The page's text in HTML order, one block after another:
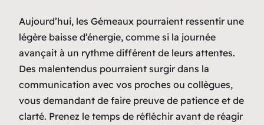
Aujourd’hui, les Gémeaux pourraient ressentir une
légère baisse d’énergie, comme si la journée
avançait à un rythme différent de leurs attentes.
Des malentendus pourraient surgir dans la
communication avec vos proches ou collègues,
vous demandant de faire preuve de patience et de
clarté. Prenez le temps de réfléchir avant de réagir